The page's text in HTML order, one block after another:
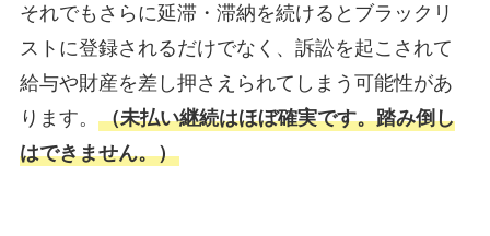
それでもさらに延滞・滞納を続けるとブラックリ
ストに登録されるだけでなく、訴訟を起こされて
給与や財産を差し押さえられてしまう可能性があ
ります。 （未払い継続はほぼ確実です。踏み倒し
はできません。）